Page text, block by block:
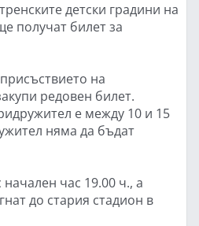
детски градини на
получат билет за
на
редовен билет.
е между 10 и 15
няма да бъдат
час 19.00 ч., а
до стария стадион в